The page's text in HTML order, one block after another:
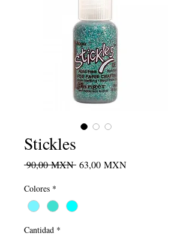
Stickles
90,00 MXN Precio
63,00 MXNPrecio
Colores *
Cantidad *